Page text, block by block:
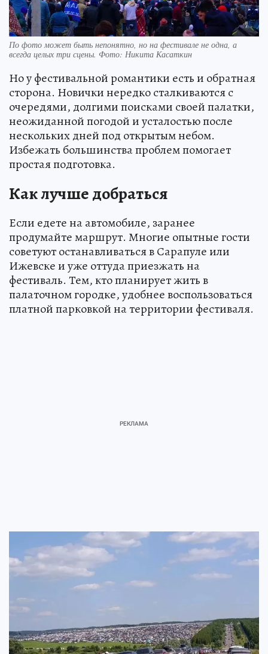
По фото может быть непонятно, но на фестивале не одна, а
всегда целых три сцены. Фото: Никита Касаткин
Но у фестивальной романтики есть и обратная
сторона. Новички нередко сталкиваются с
очередями, долгими поисками своей палатки,
неожиданной погодой и усталостью после
нескольких дней под открытым небом.
Избежать большинства проблем помогает
простая подготовка.
Как лучше добраться
Если едете на автомобиле, заранее
продумайте маршрут. Многие опытные гости
советуют останавливаться в Сарапуле или
Ижевске и уже оттуда приезжать на
фестиваль. Тем, кто планирует жить в
палаточном городке, удобнее воспользоваться
платной парковкой на территории фестиваля.